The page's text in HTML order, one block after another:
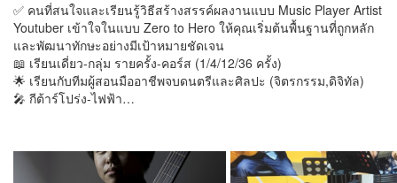
✅ คนที่สนใจและเรียนรู้วิธีสร้างสรรค์ผลงานแบบ Music Player Artist
Youtuber เข้าใจในแบบ Zero to Hero ให้คุณเริ่มต้นพื้นฐานที่ถูกหลัก
และพัฒนาทักษะอย่างมีเป้าหมายชัดเจน
📖 เรียนเดี่ยว-กลุ่ม รายครั้ง-คอร์ส (1/4/12/36 ครั้ง)
🌟 เรียนกับทีมผู้สอนมืออาชีพจบดนตรีและศิลปะ (จิตรกรรม,ดิจิทัล)
🎤 กีต้าร์โปร่ง-ไฟฟ้า…